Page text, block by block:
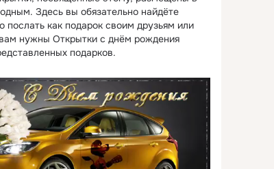
Здесь вы обязательно найдёте
как подарок своим друзьям или
нужны Открытки с днём рождения
подарков.